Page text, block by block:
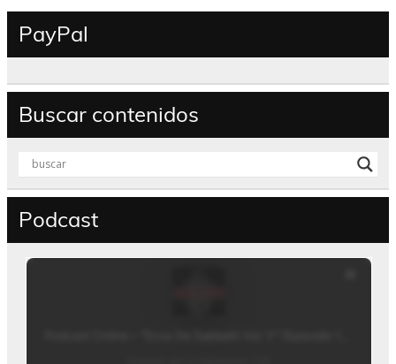
PayPal
Buscar contenidos
Podcast